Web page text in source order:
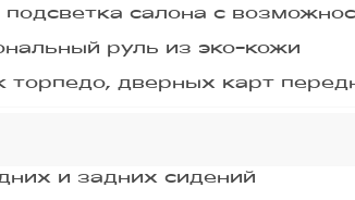
подсветка салона с
руль из эко-кожи
торпедо, дверных карт
и задних сидений